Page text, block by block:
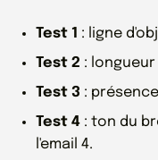
Test 1 : ligne
Test 2 :
Test 3 :
Test 4 : ton du
l'email 4.